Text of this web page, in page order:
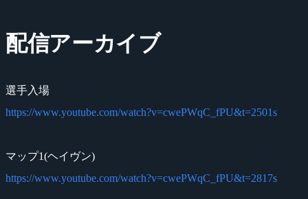
配信アーカイブ
選手入場
https://www.youtube.com/watch?v=cwePWqC_fPU&t=2501s
マップ1(ヘイヴン)
https://www.youtube.com/watch?v=cwePWqC_fPU&t=2817s